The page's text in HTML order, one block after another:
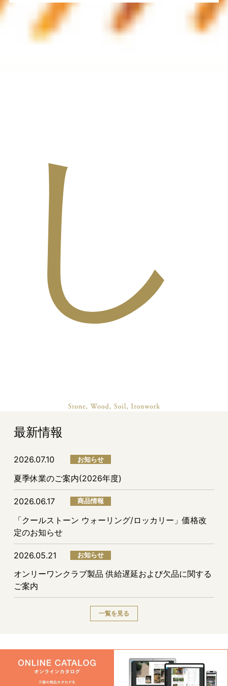
し
最新情報
2026.07.10 お知らせ
夏季休業のご案内(2026年度)
2026.06.17 商品情報
「クールストーン ウォーリング/ロッカリー」価格改
定のお知らせ
2026.05.21 お知らせ
オンリーワンクラブ製品 供給遅延および欠品に関する
ご案内
一覧を見る